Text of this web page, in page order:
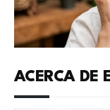
ACERCA DE